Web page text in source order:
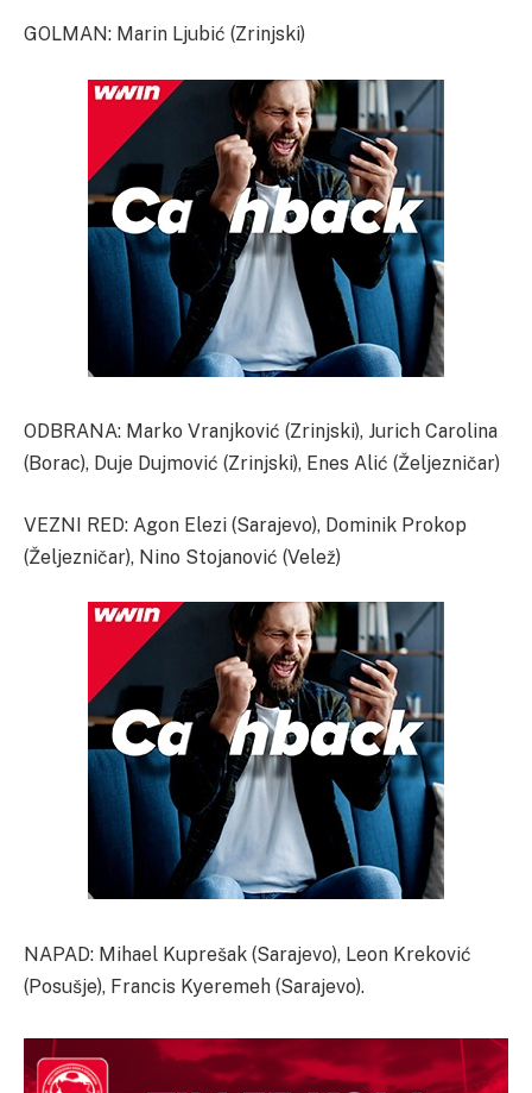
GOLMAN: Marin Ljubić (Zrinjski)
ODBRANA: Marko Vranjković (Zrinjski), Jurich Carolina
(Borac), Duje Dujmović (Zrinjski), Enes Alić (Željezničar)
VEZNI RED: Agon Elezi (Sarajevo), Dominik Prokop
(Željezničar), Nino Stojanović (Velež)
NAPAD: Mihael Kuprešak (Sarajevo), Leon Kreković
(Posušje), Francis Kyeremeh (Sarajevo).